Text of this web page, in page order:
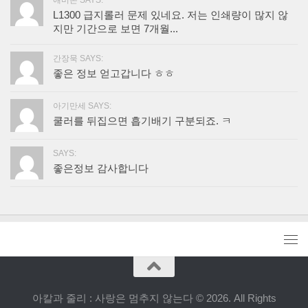
L1300 급지롤러 문제 있네요. 저는 인쇄량이 많지 않
지만 기간으로 보면 7개월...
간장묵 SAYS:
좋은 정보 얻고갑니다 ㅎㅎ
아기만세 SAYS:
쿨러를 뒤집으면 흡기배기 구분되죠. ㅋ
SAYS:
좋은정보 감사합니다
아칼과 줄리 : 사랑은 멈추지 않는다 © 2026. All Rights